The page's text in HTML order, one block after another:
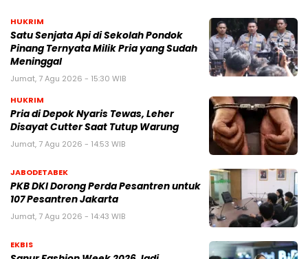
HUKRIM
Satu Senjata Api di Sekolah Pondok
Pinang Ternyata Milik Pria yang Sudah
Meninggal
Jumat, 7 Agu 2026 - 15:30 WIB
HUKRIM
Pria di Depok Nyaris Tewas, Leher
Disayat Cutter Saat Tutup Warung
Jumat, 7 Agu 2026 - 14:53 WIB
JABODETABEK
PKB DKI Dorong Perda Pesantren untuk
107 Pesantren Jakarta
Jumat, 7 Agu 2026 - 14:43 WIB
EKBIS